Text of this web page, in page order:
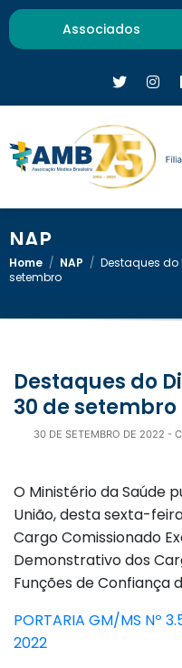
Associados
NAP
Home / NAP / Destaques do
setembro
Destaques do Diário Oficial do dia
30 de setembro
30 DE SETEMBRO DE 2022 -
O Ministério da Saúde
União, desta sexta-
Cargo Comissionado
Demonstrativo dos
Funções de Confiança
PORTARIA GM/MS Nº
2022